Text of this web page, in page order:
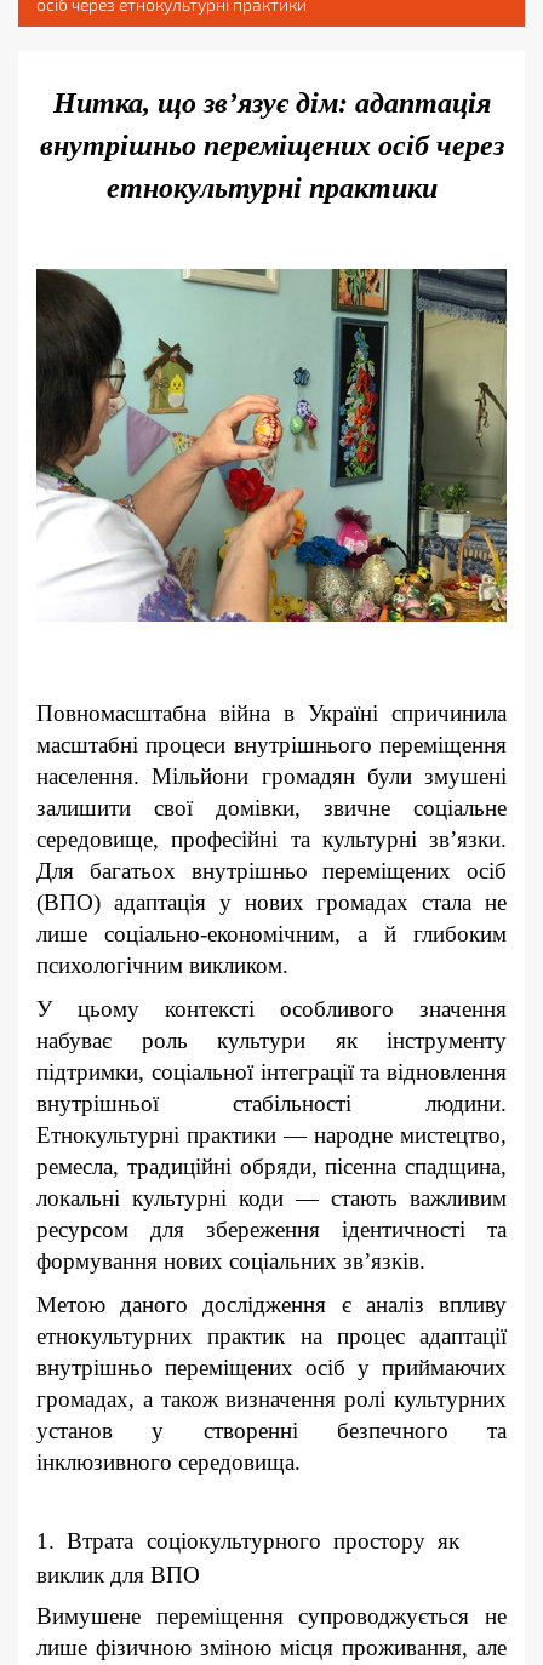
осіб через етнокультурні практики
Нитка, що зв’язує дім: адаптація
внутрішньо переміщених осіб через
етнокультурні практики
Повномасштабна війна в Україні спричинила
масштабні процеси внутрішнього переміщення
населення. Мільйони громадян були змушені
залишити свої домівки, звичне соціальне
середовище, професійні та культурні зв’язки.
Для багатьох внутрішньо переміщених осіб
(ВПО) адаптація у нових громадах стала не
лише соціально-економічним, а й глибоким
психологічним викликом.
У цьому контексті особливого значення
набуває роль культури як інструменту
підтримки, соціальної інтеграції та відновлення
внутрішньої стабільності людини.
Етнокультурні практики — народне мистецтво,
ремесла, традиційні обряди, пісенна спадщина,
локальні культурні коди — стають важливим
ресурсом для збереження ідентичності та
формування нових соціальних зв’язків.
Метою даного дослідження є аналіз впливу
етнокультурних практик на процес адаптації
внутрішньо переміщених осіб у приймаючих
громадах, а також визначення ролі культурних
установ у створенні безпечного та
інклюзивного середовища.
1. Втрата соціокультурного простору як
виклик для ВПО
Вимушене переміщення супроводжується не
лише фізичною зміною місця проживання, але